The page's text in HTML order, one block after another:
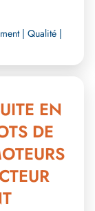
| Qualité |
EN
DE